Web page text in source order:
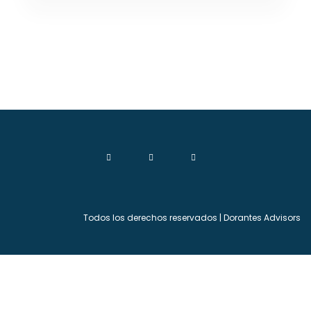
Todos los derechos reservados | Dorantes Advisors